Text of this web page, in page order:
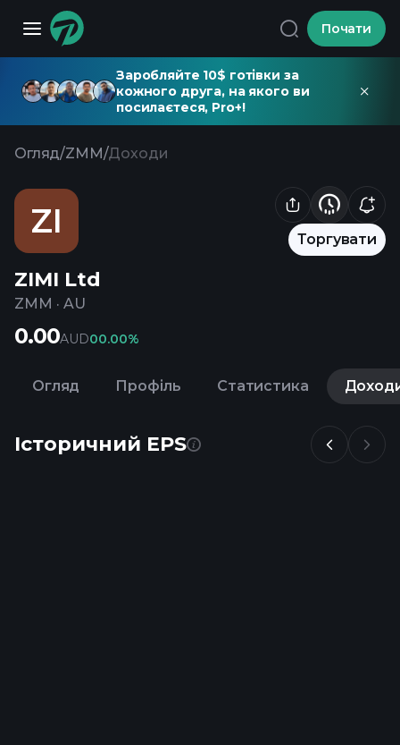
Почати
Заробляйте 10$ готівки за
кожного друга, на якого ви
посилаєтеся, Pro+!
Огляд/ZMM/Доходи
ZI Торгувати
ZIMI Ltd
ZMM · AU
0.00AUD00.00%
Огляд Профіль Статистика
Історичний EPS